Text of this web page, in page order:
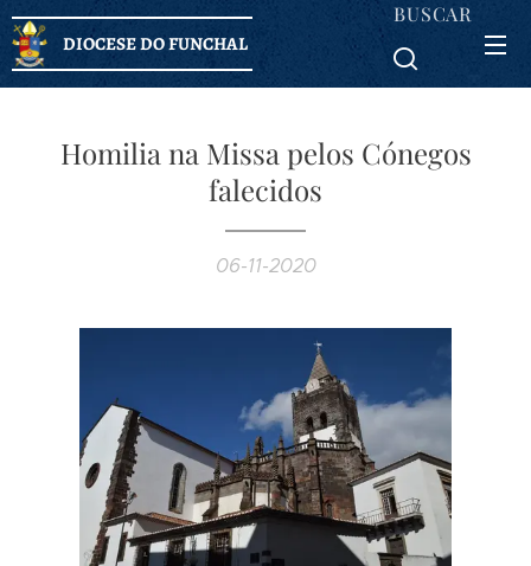
DIOCESE DO FUNCHAL
BUSCAR
Homilia na Missa pelos Cónegos
falecidos
06-11-2020